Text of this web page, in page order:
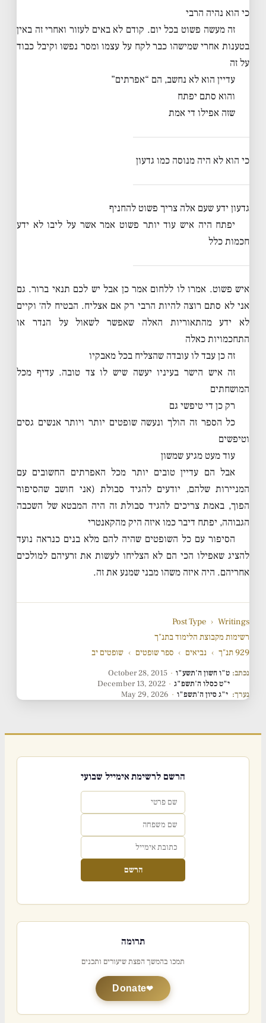
כי הוא נהיה הרבי
זה מעשה פשוט בכל יום. קודם לא באים לעזור ואחרי זה באין
בטענות אחרי שמישהו כבר לקח על עצמו ומסר נפשו וקיבל כבוד
על זה
עדיין הוא לא נחשב, הם “אפרתים”
והוא סתם יפתח
שזה אפילו די אמת
כי הוא לא היה מנוסה כמו גדעון
גדעון ידע שעם אלה צריך פשוט להחניף
יפתח היה איש עוד יותר פשוט אמר אשר על ליבו לא ידע
חכמות כלל
איש פשוט. אמרו לו ללחום אמר כן אבל יש לכם תנאי ברור. גם
אני לא סתם רוצה להיות הרבי רק אם אצליח. הבטיח לה׳ וקיים
לא ידע מהתאוריות האלה שאפשר לשאול על הנדר או
התחכמויות כאלה
זה כן עבד לו עובדה שהצליח בכל מאבקיו
זה איש הישר בעיניו יעשה שיש לו צד טובה. עדיף מכל
המושחתים
רק כן די טיפשי גם
כל הספר זה הולך ונעשה שופטים יותר ויותר אנשים גסים
וטיפשים
עוד מעט מגיע שמשון
אבל הם עדיין טובים יותר מכל האפרתים החשובים עם
המניירות שלהם, יודעים להגיד סבולת (אני חושב שהסיפור
הפוך, באמת צריכים להגיד סבולת זה היה המבטא של השכבה
הגבוהה, יפתח דיבר כמו איזה היק מהקאנטרי
הסיפור עם כל השופטים שהיה להם מלא בנים כנראה נועד
להציג שאפילו הכי הם לא הצליחו לעשות את זרעיהם למולכים
אחריהם. היה איזה משהו מבני שמנע את זה.
Post Type › Writings
רשימות מקבוצת הלימוד בתנ"ך
929 תנ"ך
› נביאים › ספר שופטים › שופטים יב
נכתב: ט"ו חשון ה'תשע"ו ·
October 28, 2015
י"ט כסלו ה'תשפ"ג ·
December 13, 2022
נערך: י"ג סיון ה'תשפ"ו ·
May 29, 2026
הרשם לרשימת אימייל שבועי
הרשם
תרומה
תמכו בהמשך הפצת שיעורים ותכנים
Donate